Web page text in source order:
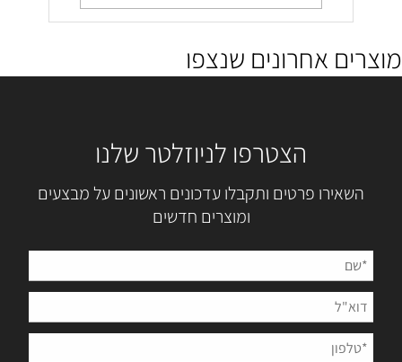
מוצרים אחרונים שנצפו
הצטרפו לניוזלטר שלנו
השאירו פרטים ותקבלו עדכונים ראשונים על מבצעים
ומוצרים חדשים